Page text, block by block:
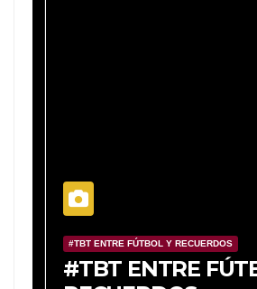
#TBT ENTRE FÚTBOL Y RECUERDOS
#TBT ENTRE